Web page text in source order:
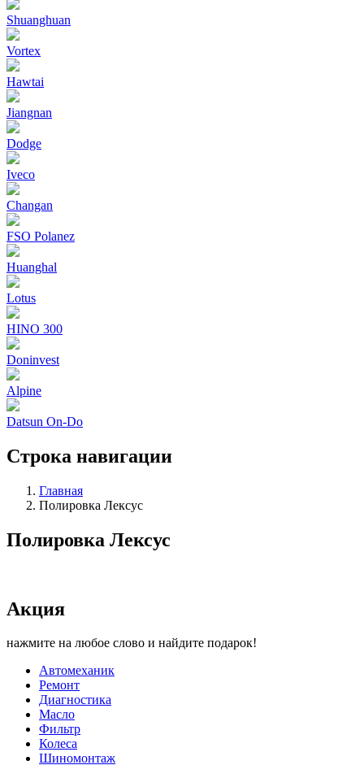
Shuanghuan
Vortex
Hawtai
Jiangnan
Dodge
Iveco
Changan
FSO Polanez
Huanghal
Lotus
HINO 300
Doninvest
Alpine
Datsun On-Do
Строка навигации
Главная
Полировка Лексус
Полировка Лексус
Акция
нажмите на любое слово и найдите подарок!
Автомеханик
Ремонт
Диагностика
Масло
Фильтр
Колеса
Шиномонтаж